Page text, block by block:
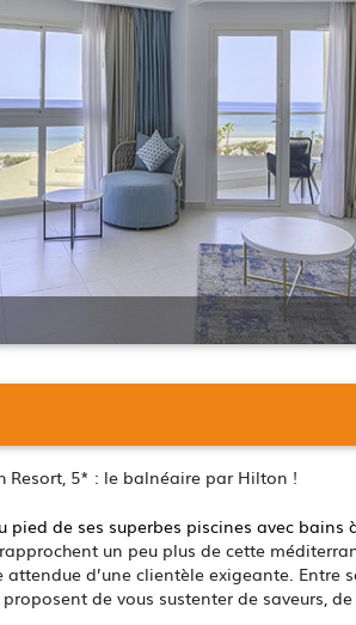
Resort, 5* : le balnéaire par Hilton !
de ses superbes piscines avec bains
un peu plus de cette
d’une clientèle exigeante.
proposent de vous sustenter de saveurs,